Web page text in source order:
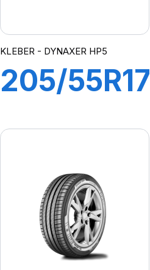
KLEBER - DYNAXER HP5
205/55R17
HP5